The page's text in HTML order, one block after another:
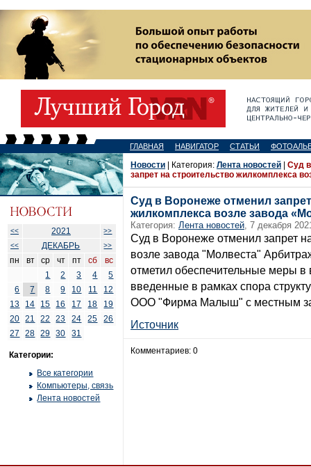
ГЛАВНАЯ НАВИГАТОР СТАТЬИ
<< 2021
>>
<<
ДЕКАБРЬ >>
пн вт ср чт пт сб
вс
1
2 3 4
5
6
7 8 9 10 11
12
13
14 15 16 17 18
19
20
21 22 23 24 25
26
27
28 29 30 31
Категории:
Все категории
Компьютеры, связь
Лента новостей
Новости | Категория: Лента новостей
Суд
запрет на строительство жилкомплекса
Суд в Воронеже отменил
жилкомплекса возле завода
Категория: Лента новостей, 7 декабря
Суд в Воронеже отменил запрет
возле завода "Молвеста"
отметил обеспечительные меры в
введенные в рамках спора
ООО "Фирма Малыш" с местным
Источник
Комментариев: 0